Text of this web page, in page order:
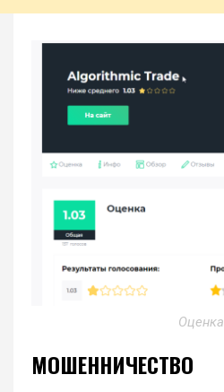
Оценка
МОШЕННИЧЕСТВО